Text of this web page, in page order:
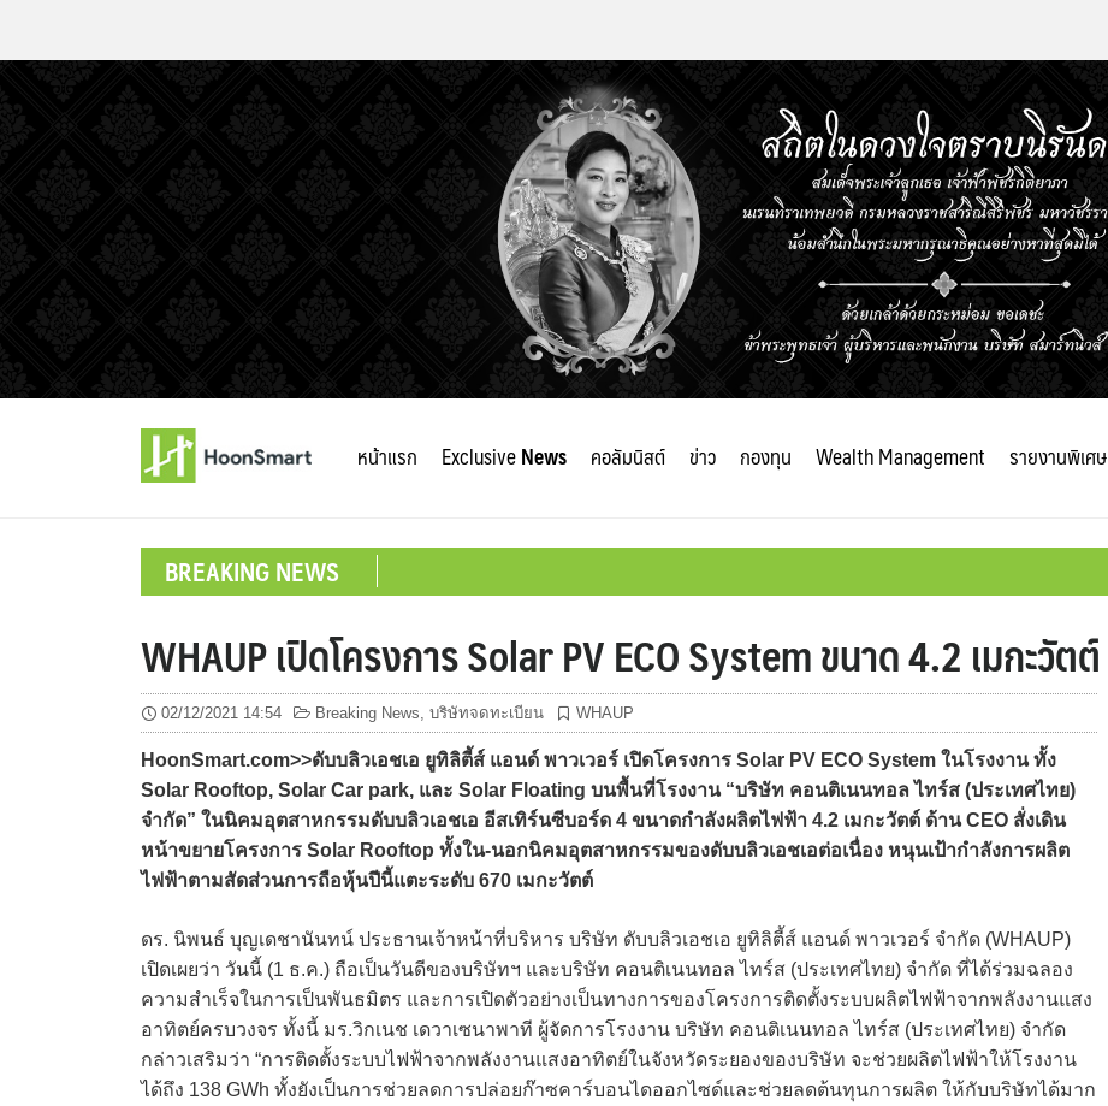
หน้าแรก ExclusiveNews คอลัมนิสต์ ข่าว กองทุน Wealth Management รายงานพิเศษ
BREAKING NEWS
WHAUP เปิดโครงการ Solar PV ECO System ขนาด 4.2 เมกะวัตต์
02/12/2021 14:54 Breaking News, บริษัทจดทะเบียน WHAUP
HoonSmart.com>>ดับบลิวเอชเอ ยูทิลิตี้ส์ แอนด์ พาวเวอร์ เปิดโครงการ Solar PV ECO System ในโรงงาน ทั้ง
Solar Rooftop, Solar Car park, และ Solar Floating บนพื้นที่โรงงาน “บริษัท คอนติเนนทอล ไทร์ส (ประเทศไทย)
จำกัด” ในนิคมอุตสาหกรรมดับบลิวเอชเอ อีสเทิร์นซีบอร์ด 4 ขนาดกำลังผลิตไฟฟ้า 4.2 เมกะวัตต์ ด้าน CEO สั่งเดิน
หน้าขยายโครงการ Solar Rooftop ทั้งใน-นอกนิคมอุตสาหกรรมของดับบลิวเอชเอต่อเนื่อง หนุนเป้ากำลังการผลิต
ไฟฟ้าตามสัดส่วนการถือหุ้นปีนี้แตะระดับ 670 เมกะวัตต์
ดร. นิพนธ์ บุญเดชานันทน์ ประธานเจ้าหน้าที่บริหาร บริษัท ดับบลิวเอชเอ ยูทิลิตี้ส์ แอนด์ พาวเวอร์ จำกัด (WHAUP)
เปิดเผยว่า วันนี้ (1 ธ.ค.) ถือเป็นวันดีของบริษัทฯ และบริษัท คอนติเนนทอล ไทร์ส (ประเทศไทย) จำกัด ที่ได้ร่วมฉลอง
ความสำเร็จในการเป็นพันธมิตร และการเปิดตัวอย่างเป็นทางการของโครงการติดตั้งระบบผลิตไฟฟ้าจากพลังงานแสง
อาทิตย์ครบวงจร ทั้งนี้ มร.วิกเนช เดวาเซนาพาที ผู้จัดการโรงงาน บริษัท คอนติเนนทอล ไทร์ส (ประเทศไทย) จำกัด
กล่าวเสริมว่า “การติดตั้งระบบไฟฟ้าจากพลังงานแสงอาทิตย์ในจังหวัดระยองของบริษัท จะช่วยผลิตไฟฟ้าให้โรงงาน
ได้ถึง 138 GWh ทั้งยังเป็นการช่วยลดการปล่อยก๊าซคาร์บอนไดออกไซด์และช่วยลดต้นทุนการผลิต ให้กับบริษัทได้มาก